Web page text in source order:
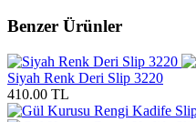
Benzer Ürünler
Siyah Renk Deri Slip 3220
410.00 TL